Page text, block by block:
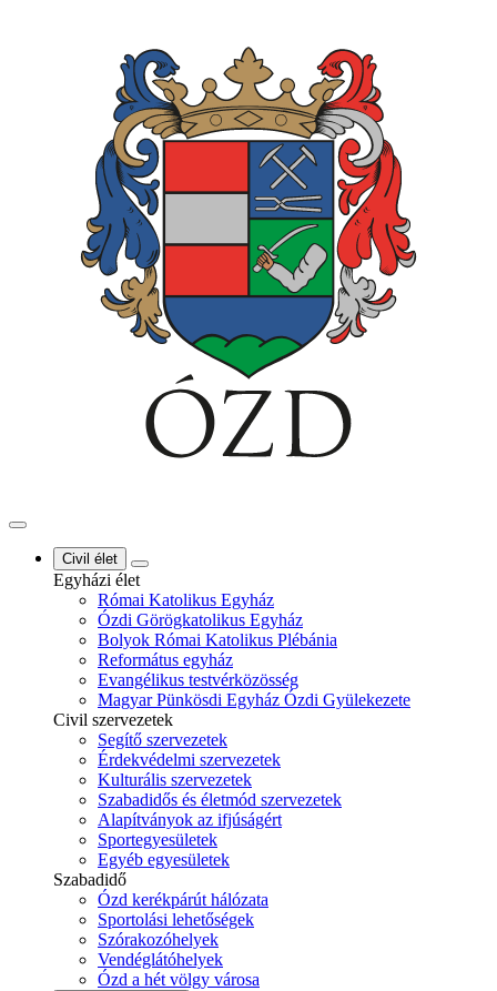
Civil élet
Egyházi élet
Római Katolikus Egyház
Ózdi Görögkatolikus Egyház
Bolyok Római Katolikus Plébánia
Református egyház
Evangélikus testvérközösség
Magyar Pünkösdi Egyház Ózdi Gyülekezete
Civil szervezetek
Segítő szervezetek
Érdekvédelmi szervezetek
Kulturális szervezetek
Szabadidős és életmód szervezetek
Alapítványok az ifjúságért
Sportegyesületek
Egyéb egyesületek
Szabadidő
Ózd kerékpárút hálózata
Sportolási lehetőségek
Szórakozóhelyek
Vendéglátóhelyek
Ózd a hét völgy városa